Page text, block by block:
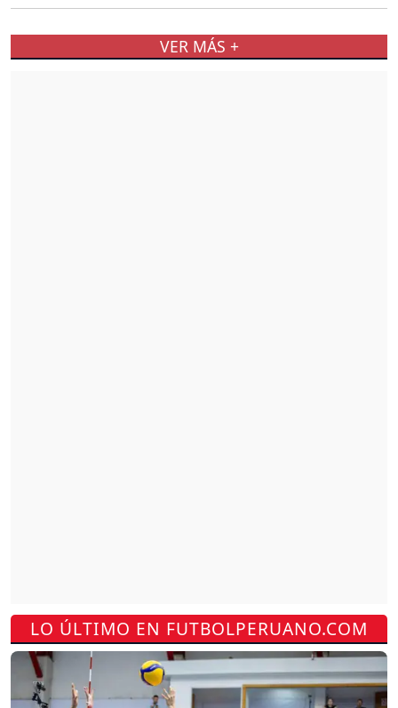
LO ÚLTIMO EN FUTBOLPERUANO.COM
VER MÁS +